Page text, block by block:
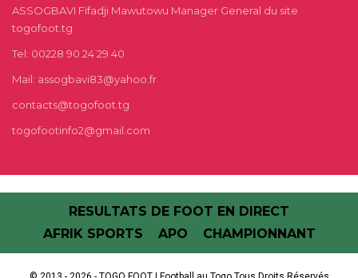
ASSOGBAVI Fifadji Mawutowu Manager General du site
togofoot.tg
Tel: 00228 90 24 29 40
Mail: assogbavi83@yahoo.fr
contacts@togofoot.tg
togofootinfo2@gmail.com
RESULTATS DE FOOT EN DIRECT
AFRIK SPORTS
APO CHAMPIONNANT